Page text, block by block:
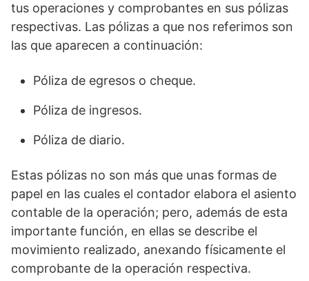
tus operaciones y comprobantes en sus pólizas
respectivas. Las pólizas a que nos referimos son
las que aparecen a continuación:
Póliza de egresos o cheque.
Póliza de ingresos.
Póliza de diario.
Estas pólizas no son más que unas formas de
papel en las cuales el contador elabora el asiento
contable de la operación; pero, además de esta
importante función, en ellas se describe el
movimiento realizado, anexando físicamente el
comprobante de la operación respectiva.